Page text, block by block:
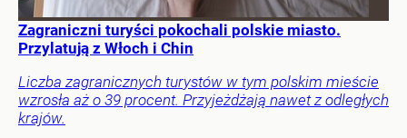
Zagraniczni turyści pokochali polskie miasto.
Przylatują z Włoch i Chin
Liczba zagranicznych turystów w tym polskim mieście
wzrosła aż o 39 procent. Przyjeżdżają nawet z odległych
krajów.